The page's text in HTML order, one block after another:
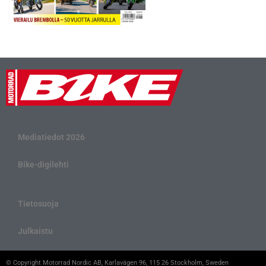
Mediatiedot 2026
Bike-digilehti
Tietosuoja
Julkaistu
© Copyright Motorrad Nordic AB, Karlavägen 96, 115 26 Stockholm, Sweden